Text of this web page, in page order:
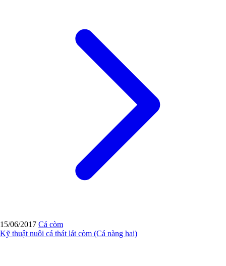
15/06/2017 Cá còm
Kỹ thuật nuôi cá thát lát còm (Cá nàng hai)